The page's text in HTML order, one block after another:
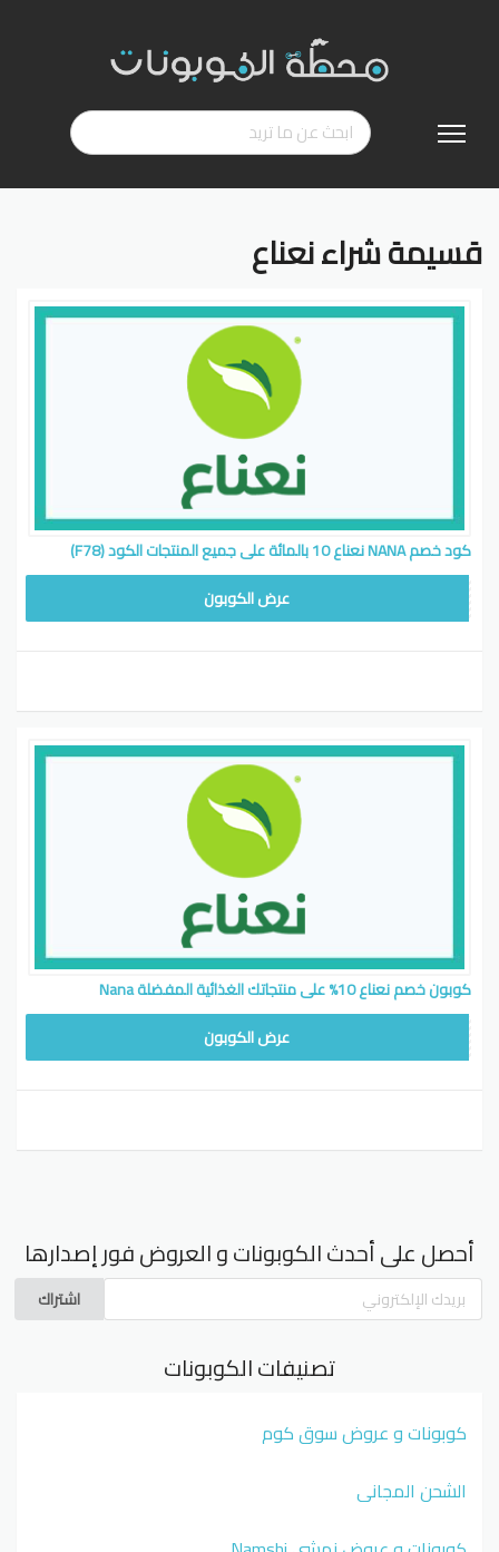
إلى
قسيمة شراء نعناع
كود خصم NANA نعناع 10 بالمائة على جميع المنتجات الكود (F78)
عرض الكوبون
كوبون خصم نعناع 10% على منتجاتك الغذائية المفضلة Nana
عرض الكوبون
أحصل على أحدث الكوبونات و العروض فور إصدارها
اشتراك
تصنيفات الكوبونات
كوبونات و عروض سوق كوم
الشحن المجاني